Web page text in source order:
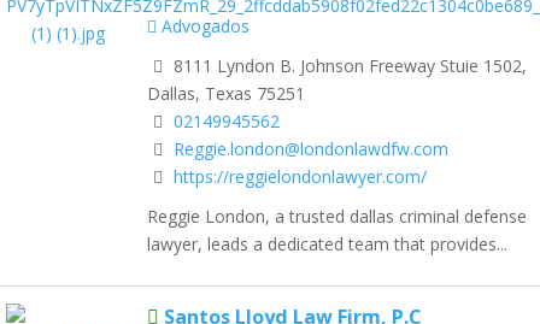
Advogados
8111 Lyndon B. Johnson Freeway Stuie 1502,
Dallas, Texas 75251
02149945562
Reggie.london@londonlawdfw.com
https://reggielondonlawyer.com/
Reggie London, a trusted dallas criminal defense
lawyer, leads a dedicated team that provides...
Santos Lloyd Law Firm, P.C